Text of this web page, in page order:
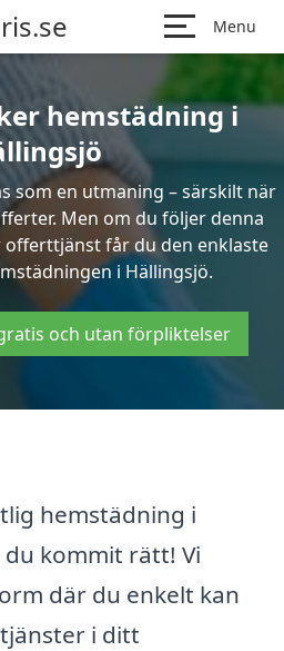
Menu
hemstädning i
som en utmaning – särskilt när
Men om du följer denna
offerttjänst får du den enklaste
i Hällingsjö.
och utan förpliktelser
hemstädning i
du kommit rätt! Vi
där du enkelt kan
i ditt